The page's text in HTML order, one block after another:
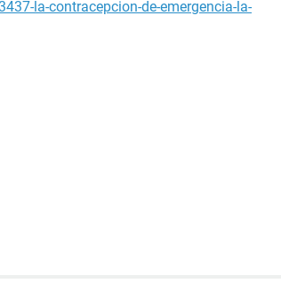
la-contracepcion-de-emergencia-la-